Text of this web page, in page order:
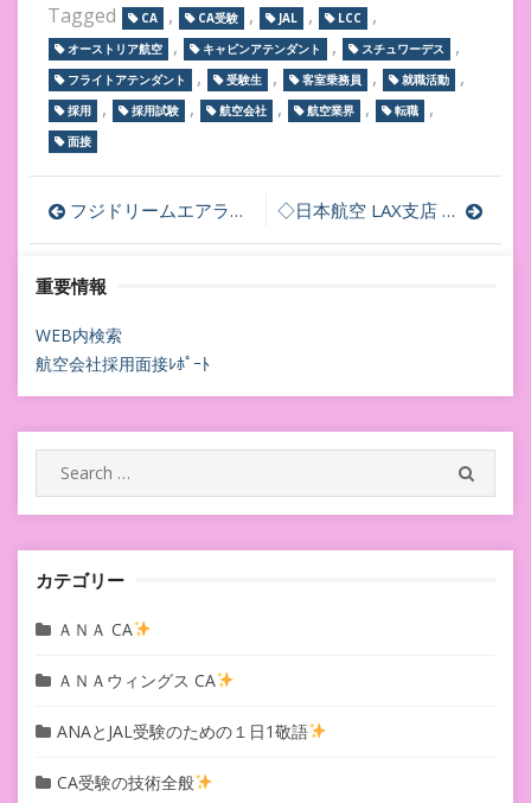
Tagged CA , CA受験 , JAL , LCC ,
オーストリア航空 , キャビンアテンダント , スチュワーデス ,
フライトアテンダント , 受験生 , 客室乗務員 , 就職活動 ,
採用 , 採用試験 , 航空会社 , 航空業界 , 転職 ,
面接
投
稿
ナ
ビ
ゲ
ー
シ
ョ
ン
フジドリームエアラインズ客室乗務員CA採用面接迫る！四方山話＆FDAbot ◇日本航空 LAX支店 空港スタッフ募集
重要情報
WEB内検索
航空会社採用面接ﾚﾎﾟｰﾄ
Search
for:
カテゴリー
ＡＮＡ CA
ＡＮＡウィングス CA
ANAとJAL受験のための１日1敬語
CA受験の技術全般